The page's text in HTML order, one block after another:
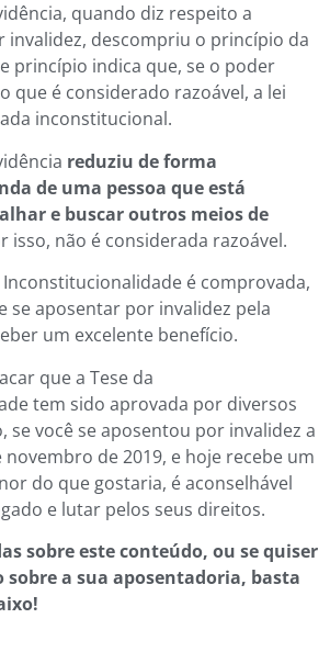
quando diz respeito a
invalidez, descompriu o princípio da
princípio indica que, se o poder
que é considerado razoável, a lei
inconstitucional.
reduziu de forma
de uma pessoa que está
e buscar outros meios de
isso, não é considerada razoável.
Inconstitucionalidade é comprovada,
se aposentar por invalidez pela
um excelente benefício.
que a Tese da
tem sido aprovada por diversos
se você se aposentou por invalidez a
de 2019, e hoje recebe um
do que gostaria, é aconselhável
e lutar pelos seus direitos.
sobre este conteúdo, ou se quiser
sobre a sua aposentadoria, basta